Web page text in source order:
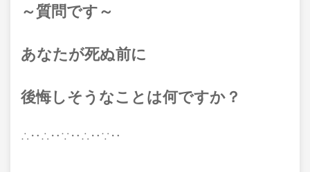
～質問です～
あなたが死ぬ前に
後悔しそうなことは何ですか？
∴‥∴‥∵‥∴‥∵‥